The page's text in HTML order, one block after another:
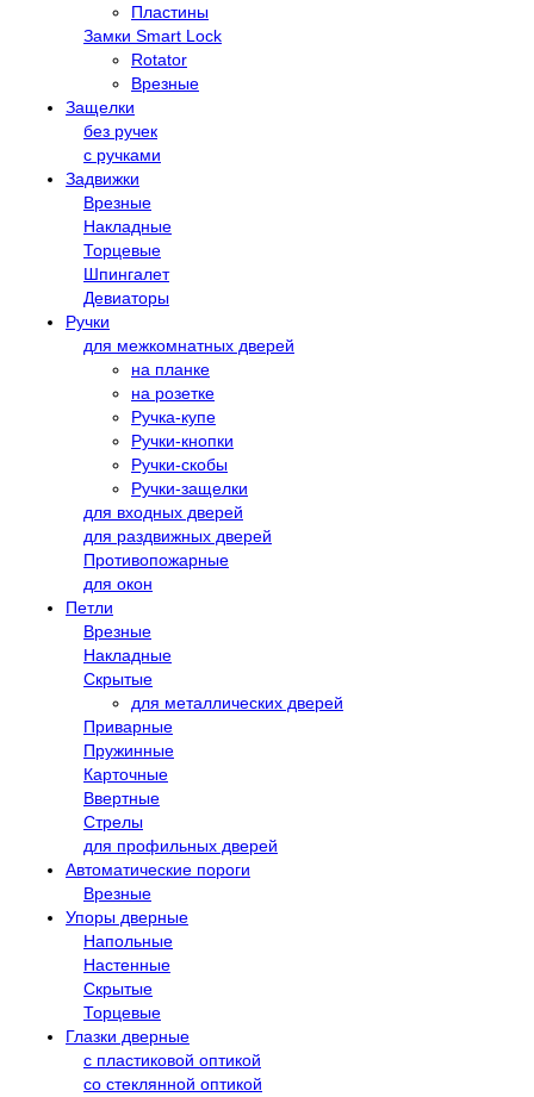
Пластины
Замки Smart Lock
Rotator
Врезные
Защелки
без ручек
с ручками
Задвижки
Врезные
Накладные
Торцевые
Шпингалет
Девиаторы
Ручки
для межкомнатных дверей
на планке
на розетке
Ручка-купе
Ручки-кнопки
Ручки-скобы
Ручки-защелки
для входных дверей
для раздвижных дверей
Противопожарные
для окон
Петли
Врезные
Накладные
Скрытые
для металлических дверей
Приварные
Пружинные
Карточные
Ввертные
Стрелы
для профильных дверей
Автоматические пороги
Врезные
Упоры дверные
Напольные
Настенные
Скрытые
Торцевые
Глазки дверные
с пластиковой оптикой
со стеклянной оптикой